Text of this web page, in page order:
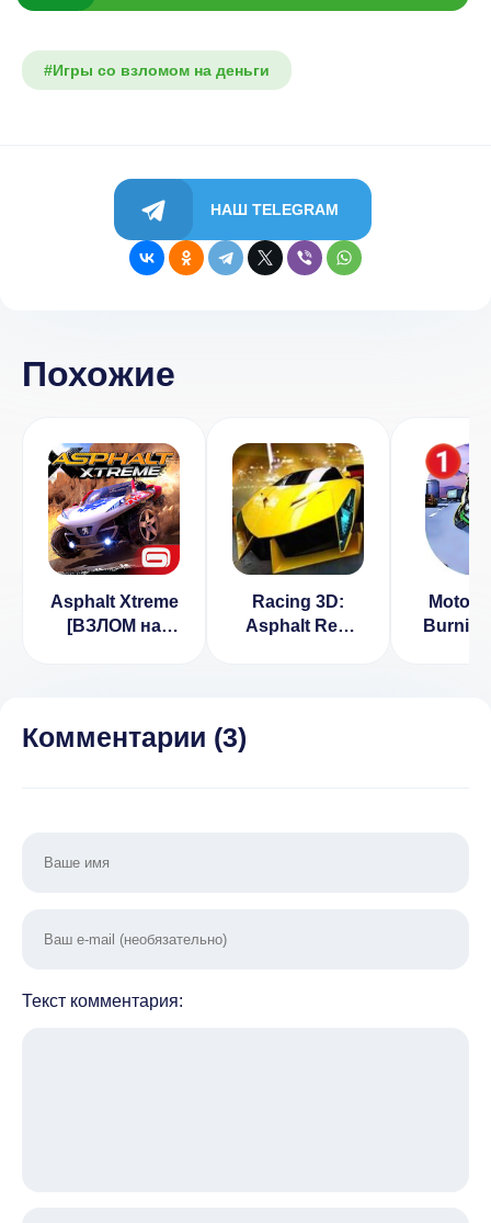
#Игры со взломом на деньги
НАШ TELEGRAM
Похожие
Asphalt Xtreme
[ВЗЛОМ на
Racing 3D:
Asphalt Real
Moto
Комментарии (3)
Текст комментария: